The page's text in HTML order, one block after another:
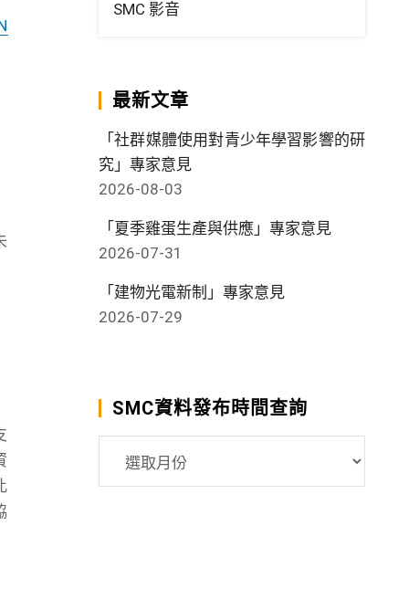
SMC 影音
最新文章
「社群媒體使用對青少年學習影響的研
究」專家意見
2026-08-03
「夏季雞蛋生產與供應」專家意見
2026-07-31
「建物光電新制」專家意見
2026-07-29
SMC資料發布時間查詢